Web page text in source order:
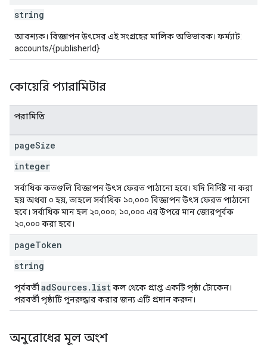
string
আবশ্যক। বিজ্ঞাপন উৎসের এই সংগ্রহের মালিক অভিভাবক। ফর্ম্যাট:
accounts/{publisherId}
কোয়েরি প্যারামিটার
পরামিতি
pageSize
integer
সর্বাধিক কতগুলি বিজ্ঞাপন উৎস ফেরত পাঠানো হবে। যদি নির্দিষ্ট না করা
হয় অথবা ০ হয়, তাহলে সর্বাধিক ১০,০০০ বিজ্ঞাপন উৎস ফেরত পাঠানো
হবে। সর্বাধিক মান হল ২০,০০০; ১০,০০০ এর উপরে মান জোরপূর্বক
২০,০০০ করা হবে।
pageToken
string
পূর্ববর্তীadSources.listকল থেকে প্রাপ্ত একটি পৃষ্ঠা টোকেন।
পরবর্তী পৃষ্ঠাটি পুনরুদ্ধার করার জন্য এটি প্রদান করুন।
অনুরোধের মূল অংশ